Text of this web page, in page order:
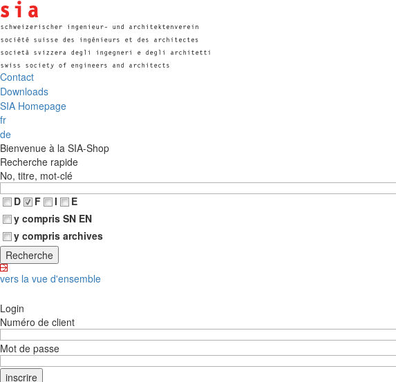
Contact
Downloads
SIA Homepage
fr
de
Bienvenue à la SIA-Shop
Recherche rapide
No, titre, mot-clé
D
F I
E
y compris SN EN
y compris archives
vers la vue d'ensemble
Login
Numéro de client
Mot de passe